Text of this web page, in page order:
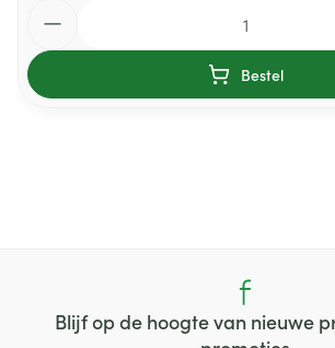
Bestel
Blijf op de hoogte van nieuwe